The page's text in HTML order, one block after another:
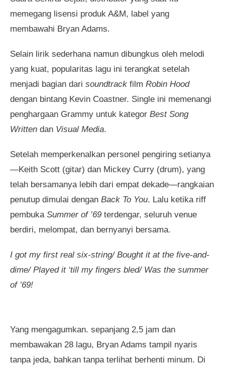
memegang lisensi produk A&M, label yang
membawahi Bryan Adams.
Selain lirik sederhana namun dibungkus oleh melodi
yang kuat, popularitas lagu ini terangkat setelah
menjadi bagian dari soundtrack film Robin Hood
dengan bintang Kevin Coastner. Single ini memenangi
penghargaan Grammy untuk kategor Best Song
Written dan Visual Media.
Setelah memperkenalkan personel pengiring setianya
—Keith Scott (gitar) dan Mickey Curry (drum), yang
telah bersamanya lebih dari empat dekade—rangkaian
penutup dimulai dengan Back To You. Lalu ketika riff
pembuka Summer of ’69 terdengar, seluruh venue
berdiri, melompat, dan bernyanyi bersama.
I got my first real six-string/ Bought it at the five-and-
dime/ Played it ‘till my fingers bled/ Was the summer
of ’69!
Yang mengagumkan. sepanjang 2,5 jam dan
membawakan 28 lagu, Bryan Adams tampil nyaris
tanpa jeda, bahkan tanpa terlihat berhenti minum. Di